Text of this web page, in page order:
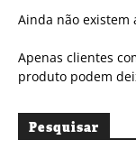
Ainda não existem
Apenas clientes
produto podem
Pesquisar